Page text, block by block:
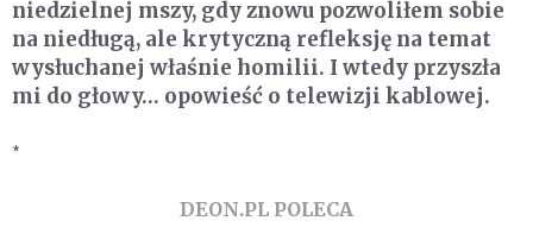
niedzielnej mszy, gdy znowu pozwoliłem sobie
na niedługą, ale krytyczną refleksję na temat
wysłuchanej właśnie homilii. I wtedy przyszła
mi do głowy… opowieść o telewizji kablowej.
*
DEON.PL POLECA